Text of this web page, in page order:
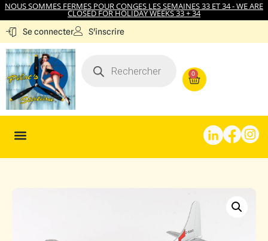
NOUS SOMMES FERMES POUR CONGES LES SEMAINES 33 ET 34 - WE ARE
CLOSED FOR HOLIDAY WEEKS 33 + 34
Se connecter S'inscrire
0